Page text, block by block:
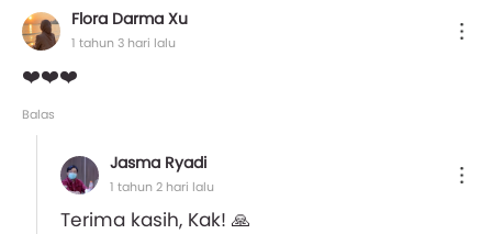
Flora Darma Xu
1 tahun 3 hari lalu
❤️❤️❤️
Balas
Jasma Ryadi
1 tahun 2 hari lalu
Terima kasih, Kak! 🙏